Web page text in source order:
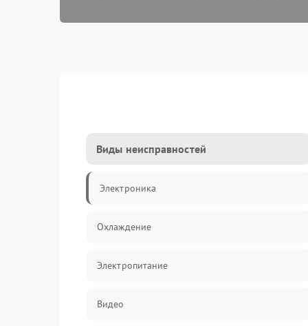
Виды неисправностей
Электроника
Охлаждение
Электропитание
Видео